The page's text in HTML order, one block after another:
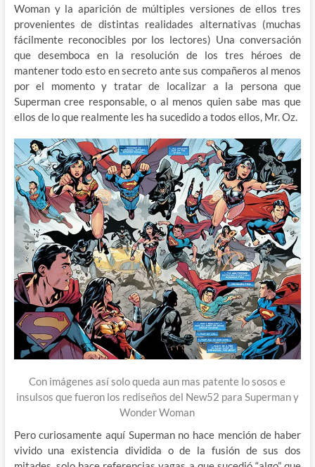
Woman y la aparición de múltiples versiones de ellos tres
provenientes de distintas realidades alternativas (muchas
fácilmente reconocibles por los lectores) Una conversación
que desemboca en la resolución de los tres héroes de
mantener todo esto en secreto ante sus compañeros al menos
por el momento y tratar de localizar a la persona que
Superman cree responsable, o al menos quien sabe mas que
ellos de lo que realmente les ha sucedido a todos ellos, Mr. Oz.
Con imágenes así solo queda aun mas patente lo sosos e
insulsos que fueron los rediseños del New52 para Superman y
Wonder Woman
Pero curiosamente aquí Superman no hace mención de haber
vivido una existencia dividida o de la fusión de sus dos